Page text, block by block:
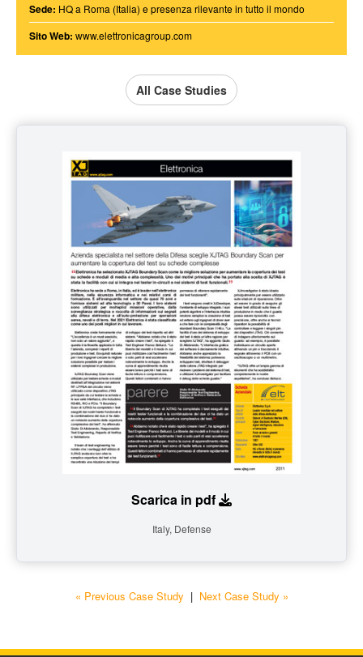
Sede: HQ a Roma (Italia) e presenza rilevante in tutto il mondo
Sito Web: www.elettronicagroup.com
All Case Studies
Scarica in pdf
Italy, Defense
« Previous Case Study | Next Case Study »